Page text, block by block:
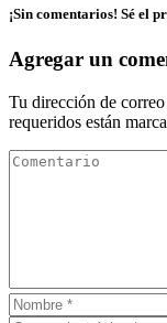
¡Sin comentarios! Sé el
Agregar un
Tu dirección de
requeridos están